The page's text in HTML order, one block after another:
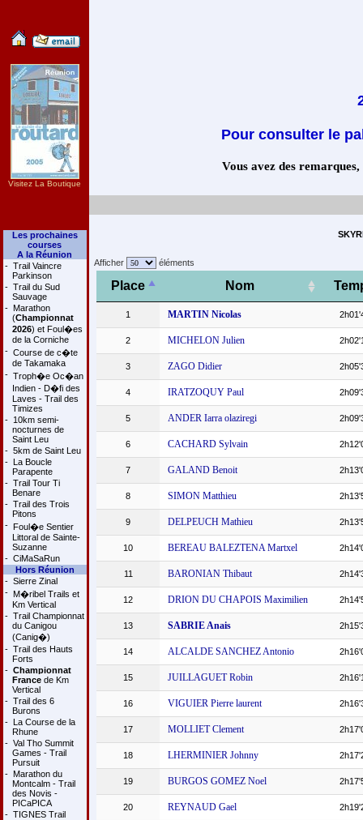
Visitez La Boutique
Les prochaines
courses
A la Réunion
- Trail Vaincre
Parkinson
- Trail du Sud
Sauvage
- Marathon
(Championnat
2026) et Foul�es
de la Corniche
- Course de c�te
de Takamaka
- Troph�e Oc�an
Indien - D�fi des
Laves - Trail des
Timizes
- 10km semi-
nocturnes de
Saint Leu
- 5km de Saint Leu
- La Boucle
Parapente
- Trail Tour Ti
Benare
- Trail des Trois
Pitons
- Foul�e Sentier
Littoral de Sainte-
Suzanne
- CiMaSaRun
Hors Réunion
- Sierre Zinal
- M�ribel Trails et
Km Vertical
- Trail Championnat
du Canigou
(Canig�)
- Trail des Hauts
Forts
- Championnat
Francede Km
Vertical
- Trail des 6
Burons
- La Course de la
Rhune
- Val Tho Summit
Games - Trail
Pursuit
- Marathon du
Montcalm - Trail
des Novis -
PICaPICA
- TIGNES Trail
Pour consulter le
Vous avez des
Afficher éléments
Place Nom
1 MARTIN Nicolas
2 MICHELON Julien
3 ZAGO Didier
4 IRATZOQUY Paul
5 ANDER Iarra olaziregi
6 CACHARD Sylvain
7 GALAND Benoit
8 SIMON Matthieu
9 DELPEUCH Mathieu
10 BEREAU BALEZTENA Martxel
11 BARONIAN Thibaut
12 DRION DU CHAPOIS Maximilien
13 SABRIE Anais
14 ALCALDE SANCHEZ Antonio
15 JUILLAGUET Robin
16 VIGUIER Pierre laurent
17 MOLLIET Clement
18 LHERMINIER Johnny
19 BURGOS GOMEZ Noel
20 REYNAUD Gael